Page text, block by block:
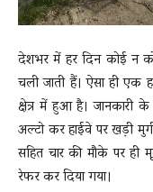
देशभर में हर दिन कोई न
चली जाती हैं। ऐसा ही एक
क्षेत्र में हुआ है। जानकारी
अल्टो कर हाईवे पर खड़ी
सहित चार की मौके पर ही
रेफर कर दिया गया।